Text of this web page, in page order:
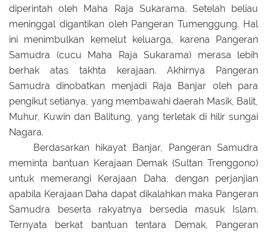
diperintah oleh Maha Raja Sukarama. Setelah beliau
meninggal digantikan oleh Pangeran Tumenggung. Hal
ini menimbulkan kemelut keluarga, karena Pangeran
Samudra (cucu Maha Raja Sukarama) merasa lebih
berhak atas takhta kerajaan. Akhirnya Pangeran
Samudra dinobatkan menjadi Raja Banjar oleh para
pengikut setianya, yang membawahi daerah Masik, Balit,
Muhur, Kuwin dan Balitung, yang terletak di hilir sungai
Nagara.
Berdasarkan hikayat Banjar, Pangeran Samudra
meminta bantuan Kerajaan Demak (Sultan Trenggono)
untuk memerangi Kerajaan Daha, dengan perjanjian
apabila Kerajaan Daha dapat dikalahkan maka Pangeran
Samudra beserta rakyatnya bersedia masuk Islam.
Ternyata berkat bantuan tentara Demak, Pangeran